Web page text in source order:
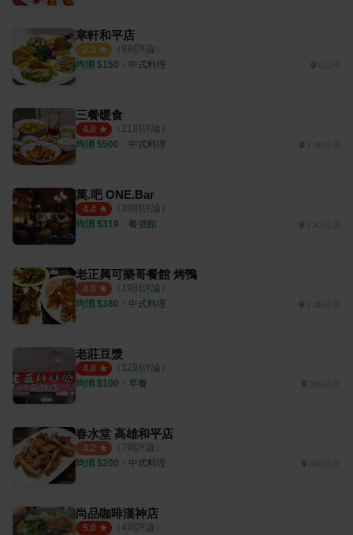
寒軒和平店
2.5 （ 9則評論）
均消 $150 ・ 中式料理
三餐暖食
4.8 （ 21則評論）
均消 $500 ・ 中式料理
萬.吧 ONE.Bar
4.4 （ 39則評論）
均消 $319 ・ 餐酒館
老正興可樂哥餐館 烤鴨
4.0 （ 19則評論）
均消 $380 ・ 中式料理
老莊豆漿
4.8 （ 32則評論）
均消 $100 ・ 早餐
春水堂 高雄和平店
4.2 （ 7則評論）
均消 $200 ・ 中式料理 842公尺
尚品咖啡漢神店
5.0 （ 4則評論）